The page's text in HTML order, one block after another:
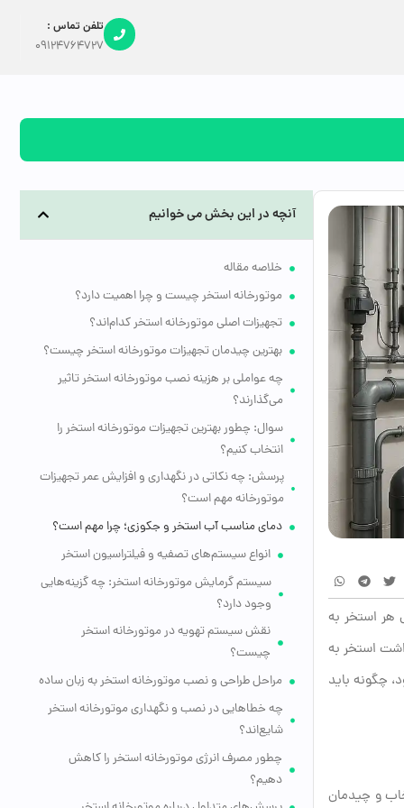
تلفن تماس :
09124764727
هر استخر به
استخر به
چگونه باید
و چیدمان
آنچه در این بخش می خوانیم
خلاصه مقاله
موتورخانه استخر چیست و چرا اهمیت دارد؟
تجهیزات اصلی موتورخانه استخر کدام‌اند؟
بهترین چیدمان تجهیزات موتورخانه استخر چیست؟
چه عواملی بر هزینه نصب موتورخانه استخر تاثیر
می‌گذارند؟
سوال: چطور بهترین تجهیزات موتورخانه استخر را
انتخاب کنیم؟
پرسش: چه نکاتی در نگهداری و افزایش عمر تجهیزات
موتورخانه مهم است؟
دمای مناسب آب استخر و جکوزی؛ چرا مهم است؟
انواع سیستم‌های تصفیه و فیلتراسیون استخر
سیستم گرمایش موتورخانه استخر: چه گزینه‌هایی
وجود دارد؟
نقش سیستم تهویه در موتورخانه استخر
چیست؟
مراحل طراحی و نصب موتورخانه استخر به زبان ساده
چه خطاهایی در نصب و نگهداری موتورخانه استخر
شایع‌اند؟
چطور مصرف انرژی موتورخانه استخر را کاهش
دهیم؟